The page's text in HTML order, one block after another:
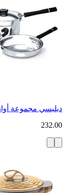
ديليسي مجموعة أواني
232.00